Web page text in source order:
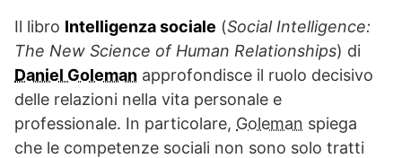
Il libro Intelligenza sociale (Social Intelligence:
The New Science of Human Relationships) di
Daniel Goleman approfondisce il ruolo decisivo
delle relazioni nella vita personale e
professionale. In particolare, Goleman spiega
che le competenze sociali non sono solo tratti